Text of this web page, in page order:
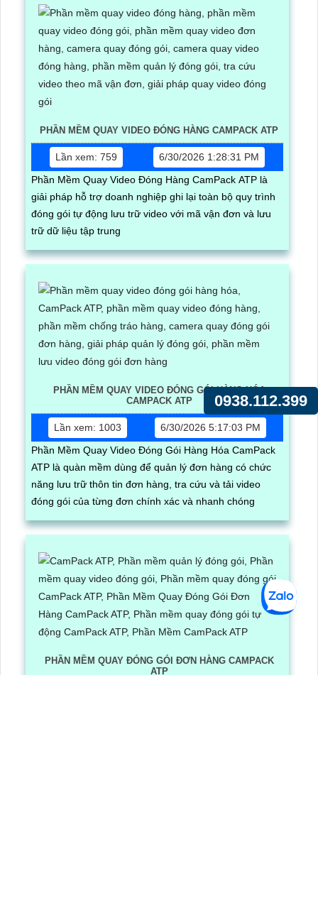
PHẦN MỀM QUAY VIDEO ĐÓNG HÀNG CAMPACK ATP
Lần xem: 759
6/30/2026 1:28:31 PM
Phần Mềm Quay Video Đóng Hàng CamPack ATP là
giải pháp hỗ trợ doanh nghiệp ghi lại toàn bộ quy trình
đóng gói tự động lưu trữ video với mã vận đơn và lưu
trữ dữ liệu tập trung
PHẦN MỀM QUAY VIDEO ĐÓNG GÓI HÀNG HÓA
CAMPACK ATP
Lần xem: 1003
6/30/2026 5:17:03 PM
Phần Mềm Quay Video Đóng Gói Hàng Hóa CamPack
ATP là quàn mềm dùng để quản lý đơn hàng có chức
năng lưu trữ thôn tin đơn hàng, tra cứu và tải video
đóng gói của từng đơn chính xác và nhanh chóng
PHẦN MỀM QUAY ĐÓNG GÓI ĐƠN HÀNG CAMPACK
ATP
0938.112.399